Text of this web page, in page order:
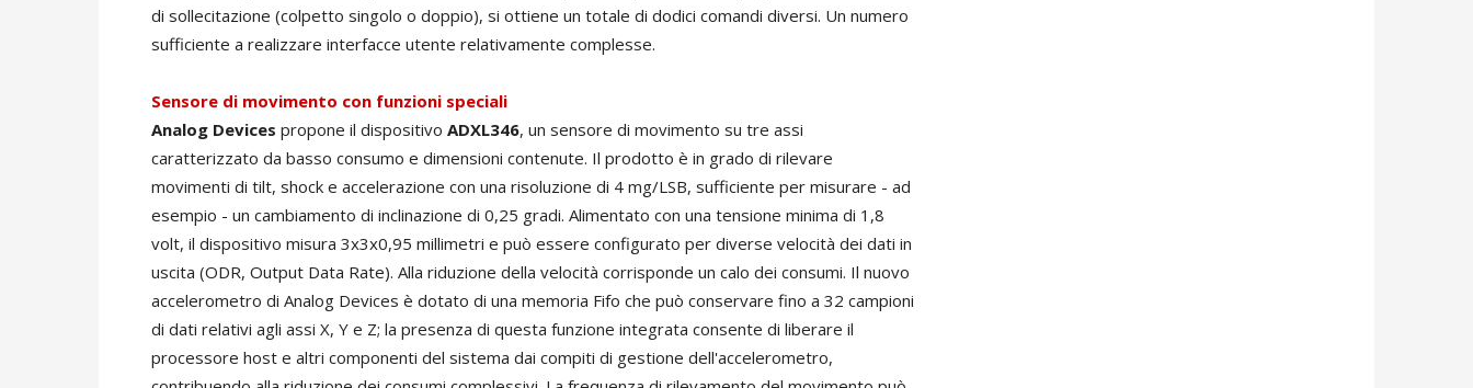
di sollecitazione (colpetto singolo o doppio), si ottiene un totale di dodici comandi diversi. Un numero
sufficiente a realizzare interfacce utente relativamente complesse.
Sensore di movimento con funzioni speciali
Analog Devices propone il dispositivo ADXL346, un sensore di movimento su tre assi
caratterizzato da basso consumo e dimensioni contenute. Il prodotto è in grado di rilevare
movimenti di tilt, shock e accelerazione con una risoluzione di 4 mg/LSB, sufficiente per misurare - ad
esempio - un cambiamento di inclinazione di 0,25 gradi. Alimentato con una tensione minima di 1,8
volt, il dispositivo misura 3x3x0,95 millimetri e può essere configurato per diverse velocità dei dati in
uscita (ODR, Output Data Rate). Alla riduzione della velocità corrisponde un calo dei consumi. Il nuovo
accelerometro di Analog Devices è dotato di una memoria Fifo che può conservare fino a 32 campioni
di dati relativi agli assi X, Y e Z; la presenza di questa funzione integrata consente di liberare il
processore host e altri componenti del sistema dai compiti di gestione dell'accelerometro,